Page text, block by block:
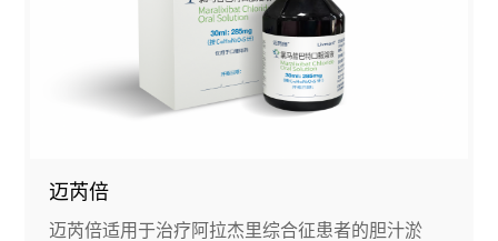
迈芮倍
迈芮倍适用于治疗阿拉杰里综合征患者的胆汁淤